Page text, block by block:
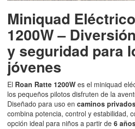
Miniquad
1200W –
y seguridad para
jóvenes
El Roan Ratte 1200W es el miniquad
los pequeños pilotos disfruten de la
Diseñado para uso en caminos
combina potencia, control y estabilidad,
opción ideal para niños a partir de 6